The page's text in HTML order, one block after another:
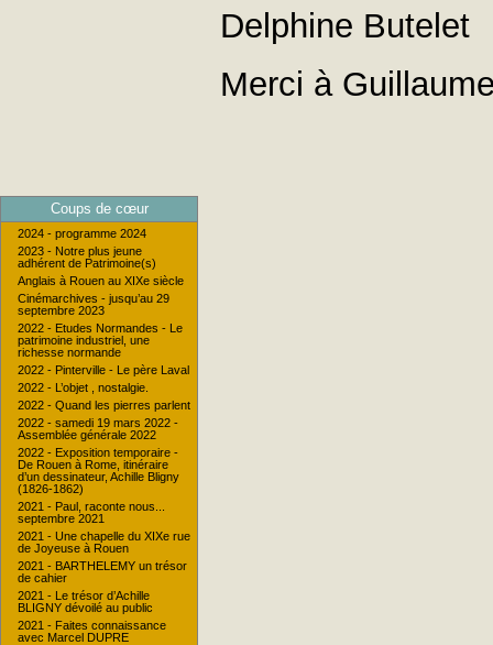
Delphine Butelet
Merci à
Coups de cœur
2024 - programme 2024
2023 - Notre plus jeune
adhérent de Patrimoine(s)
Anglais à Rouen au XIXe siècle
Cinémarchives - jusqu’au 29
septembre 2023
2022 - Etudes Normandes - Le
patrimoine industriel, une
richesse normande
2022 - Pinterville - Le père Laval
2022 - L’objet , nostalgie.
2022 - Quand les pierres parlent
2022 - samedi 19 mars 2022 -
Assemblée générale 2022
2022 - Exposition temporaire -
De Rouen à Rome, itinéraire
d’un dessinateur, Achille Bligny
(1826-1862)
2021 - Paul, raconte nous...
septembre 2021
2021 - Une chapelle du XIXe rue
de Joyeuse à Rouen
2021 - BARTHELEMY un trésor
de cahier
2021 - Le trésor d’Achille
BLIGNY dévoilé au public
2021 - Faites connaissance
avec Marcel DUPRE